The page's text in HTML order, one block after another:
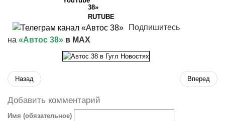
Подпишитесь
на «Автос 38» в MAX
Назад Вперед
Добавить комментарий
Имя (обязательное)